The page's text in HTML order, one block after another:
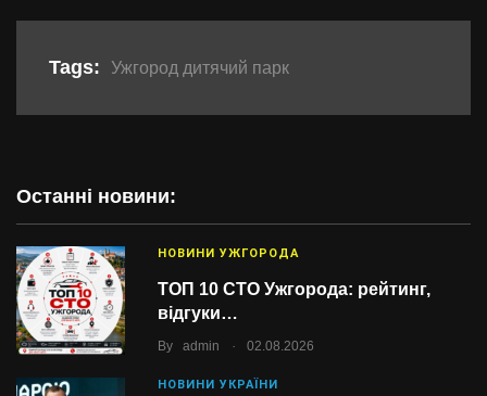
Останні новини:
НОВИНИ УЖГОРОДА
ТОП 10 СТО Ужгорода: рейтинг,
відгуки…
By admin . 02.08.2026
НОВИНИ УКРАЇНИ
Tags: Ужгород дитячий парк